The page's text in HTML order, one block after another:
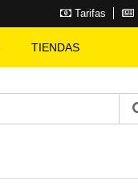
Tarifas
TIENDAS